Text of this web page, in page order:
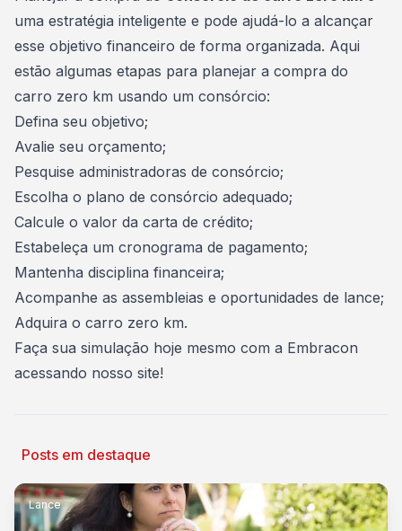
uma estratégia inteligente e pode ajudá-lo a alcançar
esse objetivo financeiro de forma organizada. Aqui
estão algumas etapas para planejar a compra do
carro zero km usando um consórcio:
Defina seu objetivo;
Avalie seu orçamento;
Pesquise administradoras de consórcio;
Escolha o plano de consórcio adequado;
Calcule o valor da carta de crédito;
Estabeleça um cronograma de pagamento;
Mantenha disciplina financeira;
Acompanhe as assembleias e oportunidades de lance;
Adquira o carro zero km.
Faça sua simulação hoje mesmo com a Embracon
acessando nosso site!
Posts em destaque
Lance